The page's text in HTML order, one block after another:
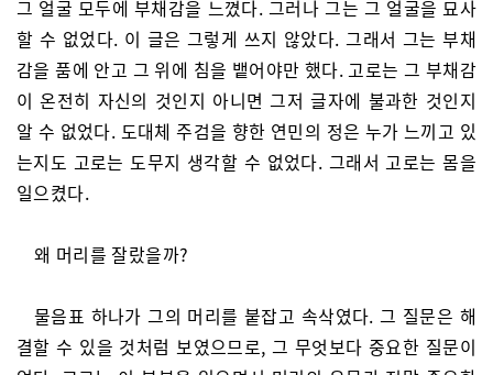
그 얼굴 모두에 부채감을 느꼈다. 그러나 그는 그 얼굴을 묘사
할 수 없었다. 이 글은 그렇게 쓰지 않았다. 그래서 그는 부채
감을 품에 안고 그 위에 침을 뱉어야만 했다. 고로는 그 부채감
이 온전히 자신의 것인지 아니면 그저 글자에 불과한 것인지
알 수 없었다. 도대체 주검을 향한 연민의 정은 누가 느끼고 있
는지도 고로는 도무지 생각할 수 없었다. 그래서 고로는 몸을
일으켰다.
왜 머리를 잘랐을까?
물음표 하나가 그의 머리를 붙잡고 속삭였다. 그 질문은 해
결할 수 있을 것처럼 보였으므로, 그 무엇보다 중요한 질문이